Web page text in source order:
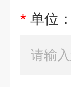
* 单位：